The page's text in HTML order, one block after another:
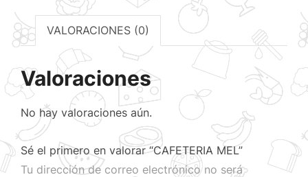
VALORACIONES (0)
Valoraciones
No hay valoraciones aún.
Sé el primero en valorar “CAFETERIA MEL”
Tu dirección de correo electrónico no será